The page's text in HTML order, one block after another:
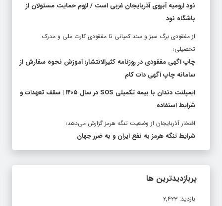
نود ارومیه آبروی آذربایجان غربی است / لزوم حمایت مسئولان از
باشگاه نود
از مفقودی برگ سبز و سند کمپانی تا مفقودی کارت ملی و مدرک
تحصیلی؛
چاپ آگهی مفقودی در روزنامه کثیرالانتشار؛ آموزش نحوه سفارش از
سامانه چاپ آگهی دات کام
ایمپلنت دندان با بیمه تکمیلی SOS در سال ۱۴۰۵ | سقف تعهدات و
شرایط استفاده
افتخار آذربایجان از وضعیت تنگه هرمز گزارش می‌دهد؛
شرایط تنگه هرمز به نفع ایران و به ضرر جهان
پربازدیدترین ها
بازدید: ۲,۴۲۳